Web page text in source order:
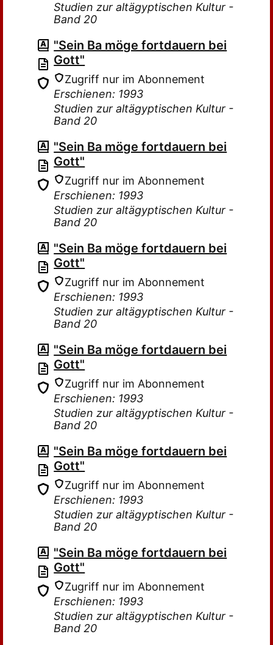
Studien zur altägyptischen Kultur -
Band 20
"Sein Ba möge fortdauern bei
Gott"
Zugriff nur im Abonnement
Erschienen: 1993
Studien zur altägyptischen Kultur -
Band 20
"Sein Ba möge fortdauern bei
Gott"
Zugriff nur im Abonnement
Erschienen: 1993
Studien zur altägyptischen Kultur -
Band 20
"Sein Ba möge fortdauern bei
Gott"
Zugriff nur im Abonnement
Erschienen: 1993
Studien zur altägyptischen Kultur -
Band 20
"Sein Ba möge fortdauern bei
Gott"
Zugriff nur im Abonnement
Erschienen: 1993
Studien zur altägyptischen Kultur -
Band 20
"Sein Ba möge fortdauern bei
Gott"
Zugriff nur im Abonnement
Erschienen: 1993
Studien zur altägyptischen Kultur -
Band 20
"Sein Ba möge fortdauern bei
Gott"
Zugriff nur im Abonnement
Erschienen: 1993
Studien zur altägyptischen Kultur -
Band 20